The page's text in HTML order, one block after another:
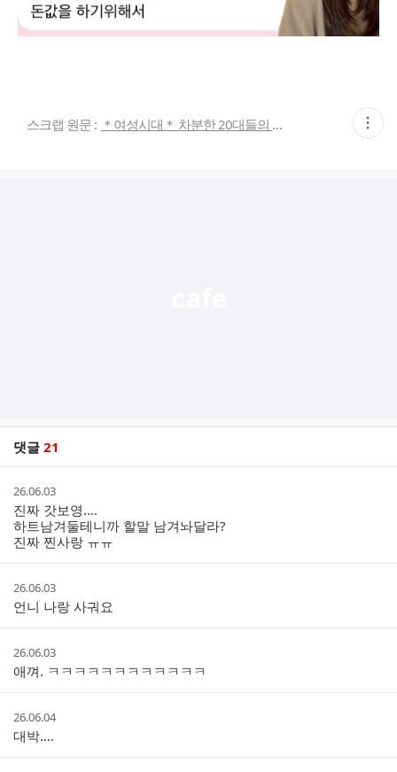
스크랩 원문 : ＊여성시대＊ 차분한 20대들의 알흠다운 공간 현
재
댓글 21
작
성
시
간
26.06.03
진짜 갓보영….
하트남겨둘테니까 할말 남겨놔달라?
진짜 찐사랑 ㅠㅠ
작
성
시
간
26.06.03
언니 나랑 사궈요
작
성
시
간
26.06.03
애껴. ㅋㅋㅋㅋㅋㅋㅋㅋㅋㅋㅋㅋ
작
성
시
간
26.06.04
대박….